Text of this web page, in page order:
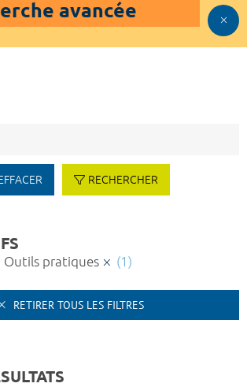
avancée
RECHERCHER
Outils pratiques (1)
RETIRER TOUS LES FILTRES